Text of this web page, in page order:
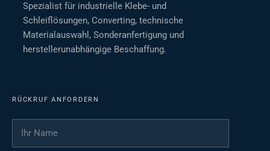
Spezialist für industrielle Klebe- und
Schleiflösungen, Converting, technische
Materialauswahl, Sonderanfertigung und
herstellerunabhängige Beschaffung.
RÜCKRUF ANFORDERN
Ihr Name